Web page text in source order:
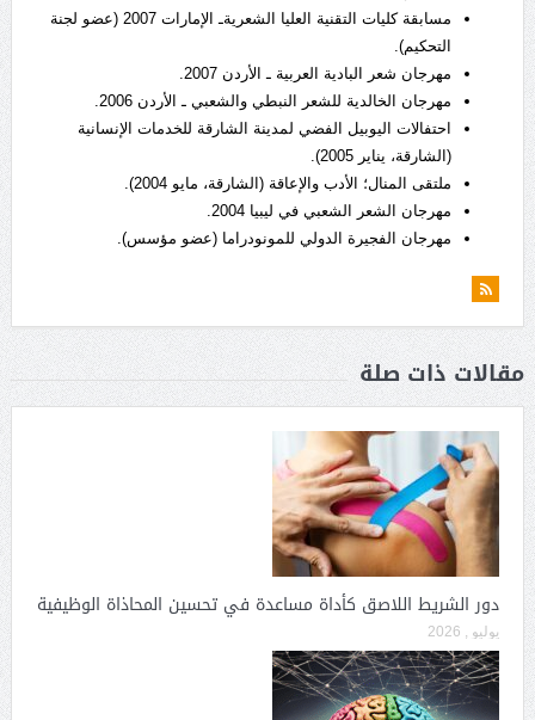
مسابقة كليات التقنية العليا الشعريةـ الإمارات 2007 (عضو لجنة
التحكيم).
مهرجان شعر البادية العربية ـ الأردن 2007.
مهرجان الخالدية للشعر النبطي والشعبي ـ الأردن 2006.
احتفالات اليوبيل الفضي لمدينة الشارقة للخدمات الإنسانية
(الشارقة، يناير 2005).
ملتقى المنال؛ الأدب والإعاقة (الشارقة، مايو 2004).
مهرجان الشعر الشعبي في ليبيا 2004.
مهرجان الفجيرة الدولي للمونودراما (عضو مؤسس).
مقالات ذات صلة
دور الشريط اللاصق كأداة مساعدة في تحسين المحاذاة الوظيفية
يوليو , 2026